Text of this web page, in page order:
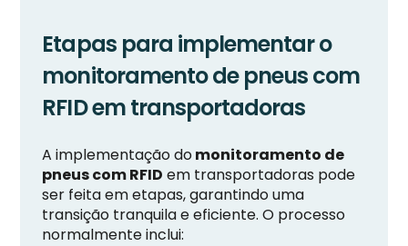
Etapas para implementar o
monitoramento de pneus com
RFID em transportadoras
A implementação domonitoramento de
pneus com RFID em transportadoras pode
ser feita em etapas, garantindo uma
transição tranquila e eficiente. O processo
normalmente inclui: